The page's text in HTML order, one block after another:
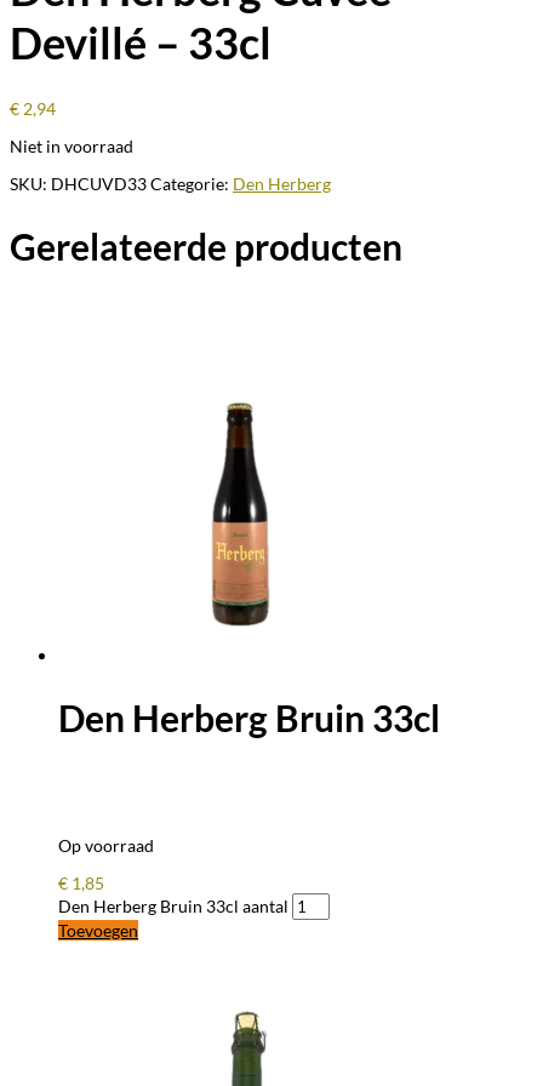
Devillé – 33cl
€ 2,94
Niet in voorraad
SKU: DHCUVD33Categorie: Den Herberg
Gerelateerde producten
Den Herberg Bruin 33cl
Op voorraad
€ 1,85
Den Herberg Bruin 33cl aantal
Toevoegen